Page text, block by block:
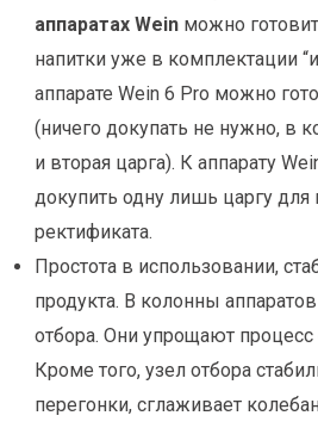
аппаратах Wein можно
напитки уже в комплектации
аппарате Wein 6 Pro можно
(ничего докупать не нужно, в
и вторая царга). К аппарату
докупить одну лишь царгу для
ректификата.
Простота в использовании,
продукта. В колонны
отбора. Они упрощают процесс
Кроме того, узел отбора
перегонки, сглаживает